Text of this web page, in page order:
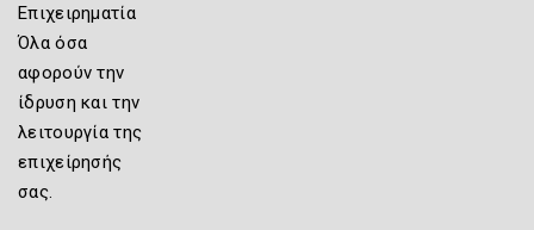
Επιχειρηματία
Όλα όσα
αφορούν την
ίδρυση και την
λειτουργία της
επιχείρησής
σας.